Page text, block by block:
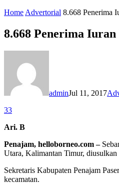
Home Advertorial 8.668 Penerima
8.668 Penerima
adminJul 11, 2017
33
Ari. B
Penajam, helloborneo.com –
Utara, Kalimantan Timur,
Sekretaris Kabupaten Penajam
kecamatan.